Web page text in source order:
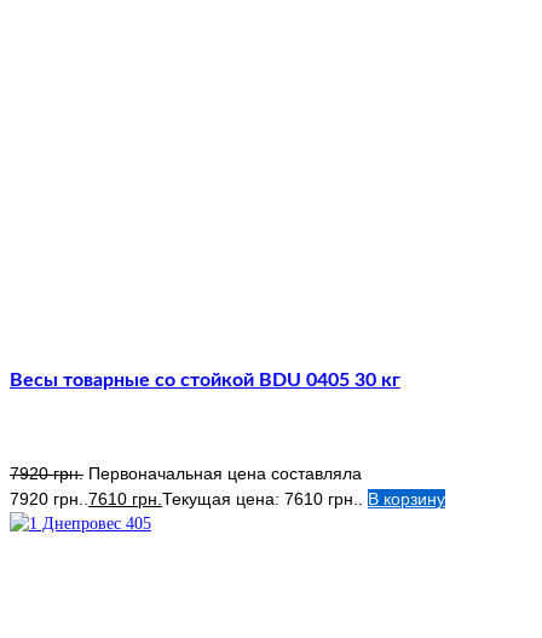
Весы товарные со стойкой BDU 0405 30 кг
7920грн. Первоначальная цена составляла
7920 грн.. 7610 грн. Текущая цена: 7610 грн.. В корзину